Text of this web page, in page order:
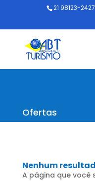
21 98123-2427
Ofertas
Nenhum
A página que você